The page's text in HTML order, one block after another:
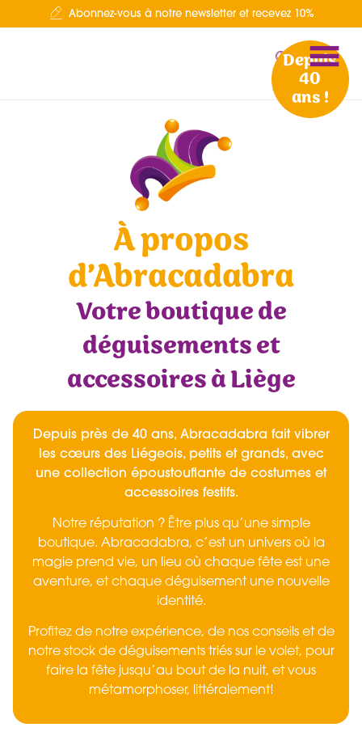
Abonnez-vous à notre newsletter et recevez 10%
Depuis
40
ans !
À propos
d’Abracadabra
Votre boutique de
déguisements et
accessoires à Liège
Depuis près de 40 ans, Abracadabra fait vibrer
les cœurs des Liégeois, petits et grands, avec
une collection époustouflante de costumes et
accessoires festifs.
Notre réputation ? Être plus qu’une simple
boutique. Abracadabra, c’est un univers où la
magie prend vie, un lieu où chaque fête est une
aventure, et chaque déguisement une nouvelle
identité.
Profitez de notre expérience, de nos conseils et de
notre stock de déguisements triés sur le volet, pour
faire la fête jusqu’au bout de la nuit, et vous
métamorphoser, littéralement!